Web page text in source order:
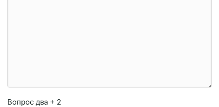
Вопрос два + 2